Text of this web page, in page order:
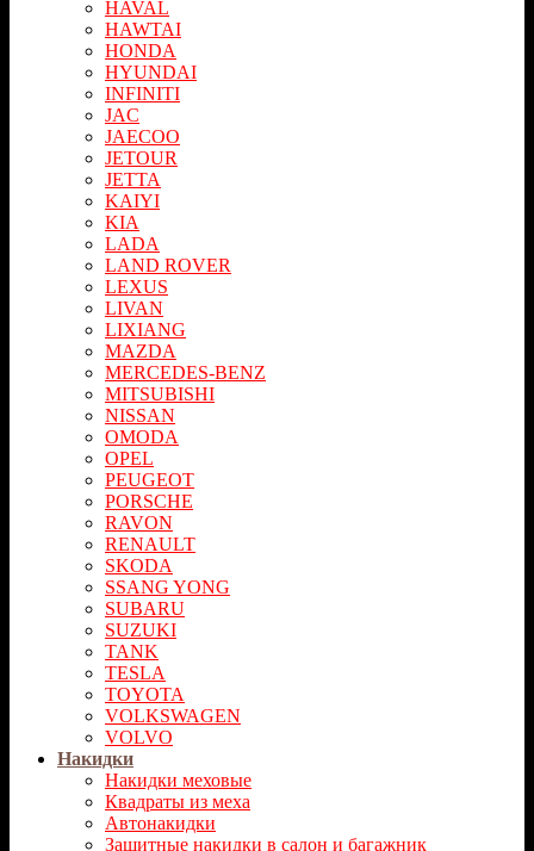
HAVAL
HAWTAI
HONDA
HYUNDAI
INFINITI
JAC
JAECOO
JETOUR
JETTA
KAIYI
KIA
LADA
LAND ROVER
LEXUS
LIVAN
LIXIANG
MAZDA
MERCEDES-BENZ
MITSUBISHI
NISSAN
OMODA
OPEL
PEUGEOT
PORSCHE
RAVON
RENAULT
SKODA
SSANG YONG
SUBARU
SUZUKI
TANK
TESLA
TOYOTA
VOLKSWAGEN
VOLVO
Накидки
Накидки меховые
Квадраты из меха
Автонакидки
Защитные накидки в салон и багажник